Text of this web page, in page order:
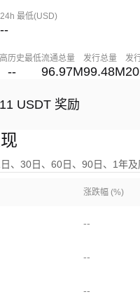
24h 最低(USD)
--
历史最低
--
流通总量
96.97M
发行总量
99.48M
发
USDT 奖励
、30日、60日、90日、1年
涨跌幅 (%)
--
--
--